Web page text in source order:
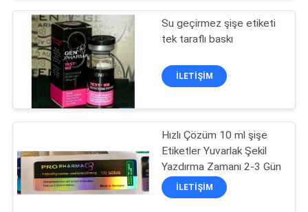
BIZIMLE
ILETIŞIME
GEÇIN
HABERLER
VAKALAR
10 mL Flakon
Etiketleri
Su geçirmez şişe etiketi
tek taraflı baskı
İLETIŞIM
Hızlı Çözüm 10 ml şişe
Etiketler Yuvarlak Şekil
Yazdırma Zamanı 2-3 Gün
İLETIŞIM